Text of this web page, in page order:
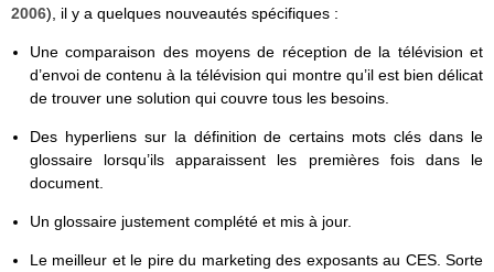
2006), il y a quelques nouveautés spécifiques :
Une comparaison des moyens de réception de la télévision et
d’envoi de contenu à la télévision qui montre qu’il est bien délicat
de trouver une solution qui couvre tous les besoins.
Des hyperliens sur la définition de certains mots clés dans le
glossaire lorsqu’ils apparaissent les premières fois dans le
document.
Un glossaire justement complété et mis à jour.
Le meilleur et le pire du marketing des exposants au CES. Sorte